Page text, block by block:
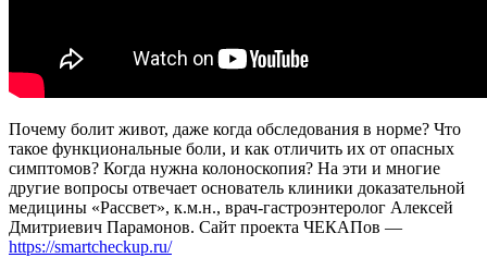
Почему болит живот, даже когда обследования в норме? Что
такое функциональные боли, и как отличить их от опасных
симптомов? Когда нужна колоноскопия? На эти и многие
другие вопросы отвечает основатель клиники доказательной
медицины «Рассвет», к.м.н., врач-гастроэнтеролог Алексей
Дмитриевич Парамонов. Сайт проекта ЧЕКАПов —
https://smartcheckup.ru/